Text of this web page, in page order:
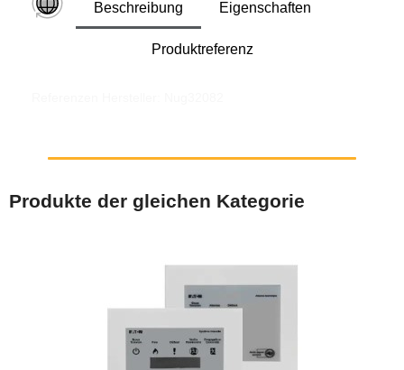
Beschreibung Eigenschaften
Produktreferenz
Produkte der gleichen Kategorie